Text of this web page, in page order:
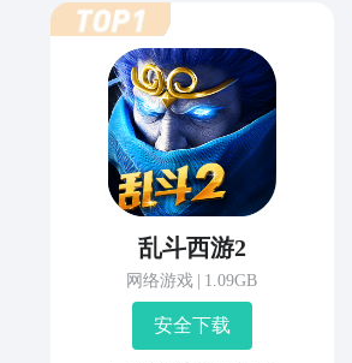
乱斗西游2
网络游戏 1.09GB
安 全 下 载